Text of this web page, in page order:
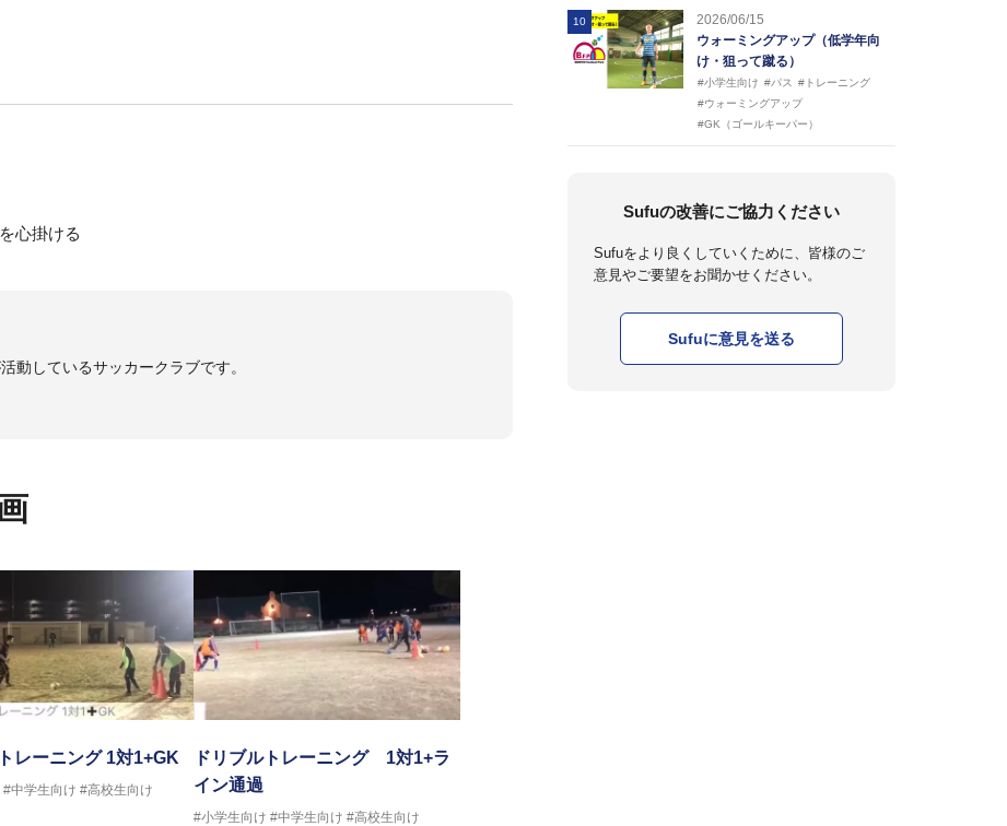
心掛ける
動しているサッカークラブです。
レーニング 1対1+GK
#中学生向け #高校生向け
ドリブルトレーニング 1対1+ラ
イン通過
#小学生向け #中学生向け #高校生向け
10
2026/06/15
ウォーミングアップ（低学年向
け・狙って蹴る）
#小学生向け #パス
#トレーニング
#ウォーミングアップ
#GK（ゴールキーパー）
Sufuの改善にご協力ください
Sufuをより良くしていくために、皆様のご
意見やご要望をお聞かせください。
Sufuに意見を送る